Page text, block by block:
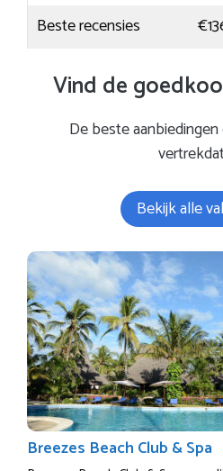
Beste recensies
Vind de
De beste
Bekijk alle
Breezes Beach Club & Spa